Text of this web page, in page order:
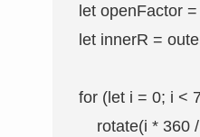
let openFactor
let innerR =
for (let i = 0; i <
rotate(i * 360